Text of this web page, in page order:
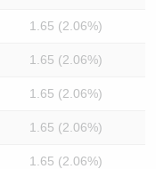
1.65 (2.06%)
1.65 (2.06%)
1.65 (2.06%)
1.65 (2.06%)
1.65 (2.06%)